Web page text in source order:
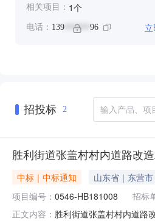
相关项目： 1个
电话： 139 ****** 96
招投标 2
胜利街道张盖村村内道路改
中标｜中标通知 山东省｜东营
项目编号： 0546-HB181008 招标
正文内容： 胜利街道张盖村村内道路